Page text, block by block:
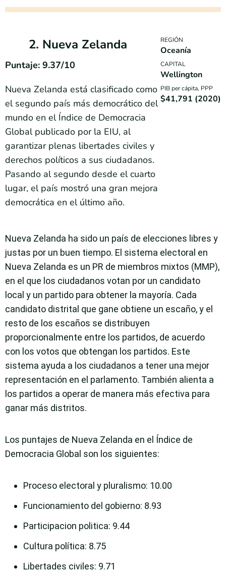
2. Nueva Zelanda
Puntaje: 9.37/10
Nueva Zelanda está clasificado como
el segundo país más democrático del
mundo en el Índice de Democracia
Global publicado por la EIU, al
garantizar plenas libertades civiles y
derechos políticos a sus ciudadanos.
Pasando al segundo desde el cuarto
lugar, el país mostró una gran mejora
democrática en el último año.
REGIÓN
Oceanía
CAPITAL
Wellington
PIB per cápita, PPP
$41,791 (2020)
Nueva Zelanda ha sido un país de elecciones libres y
justas por un buen tiempo. El sistema electoral en
Nueva Zelanda es un PR de miembros mixtos (MMP),
en el que los ciudadanos votan por un candidato
local y un partido para obtener la mayoría. Cada
candidato distrital que gane obtiene un escaño, y el
resto de los escaños se distribuyen
proporcionalmente entre los partidos, de acuerdo
con los votos que obtengan los partidos. Este
sistema ayuda a los ciudadanos a tener una mejor
representación en el parlamento. También alienta a
los partidos a operar de manera más efectiva para
ganar más distritos.
Los puntajes de Nueva Zelanda en el Índice de
Democracia Global son los siguientes:
Proceso electoral y pluralismo: 10.00
Funcionamiento del gobierno: 8.93
Participacion politica: 9.44
Cultura política: 8.75
Libertades civiles: 9.71